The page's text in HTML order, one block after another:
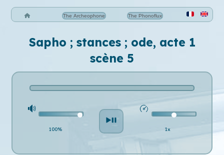
The Archeophone The Phonoflux
Sapho ; stances ; ode, acte 1
scène 5
100% 1x